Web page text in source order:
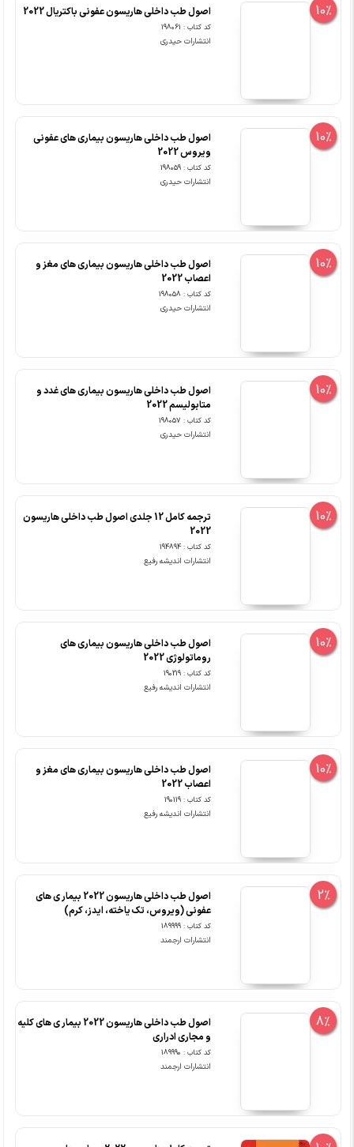
10% اصول طب داخلی هاریسون عفونی باکتریال 2022
کد کتاب : 198061
انتشارات حیدری
10%
اصول طب داخلی هاریسون بیماری های عفونی
ویروس 2022
کد کتاب : 198059
انتشارات حیدری
10%
اصول طب داخلی هاریسون بیماری های مغز و
اعصاب 2022
کد کتاب : 198058
انتشارات حیدری
10%
اصول طب داخلی هاریسون بیماری های غدد و
متابولیسم 2022
کد کتاب : 198057
انتشارات حیدری
10%
ترجمه کامل 12 جلدی اصول طب داخلی هاریسون
2022
کد کتاب : 194894
انتشارات اندیشه رفیع
10%
اصول طب داخلی هاریسون بیماری های
روماتولوژی 2022
کد کتاب : 190219
انتشارات اندیشه رفیع
10%
اصول طب داخلی هاریسون بیماری های مغز و
اعصاب 2022
کد کتاب : 190119
انتشارات اندیشه رفیع
2%
اصول طب داخلی هاریسون 2022 بیمار ی های
عفونی (ویروس، تک یاخته، ایدز، کرم)
کد کتاب : 189999
انتشارات ارجمند
8%
اصول طب داخلی هاریسون 2022 بیمار ی های کلیه
و مجاری ادراری
کد کتاب : 189990
انتشارات ارجمند